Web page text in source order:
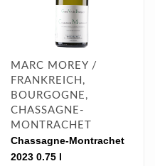
MARC MOREY /
FRANKREICH,
BOURGOGNE,
CHASSAGNE-
MONTRACHET
Chassagne-Montrachet
2023 0.75 l